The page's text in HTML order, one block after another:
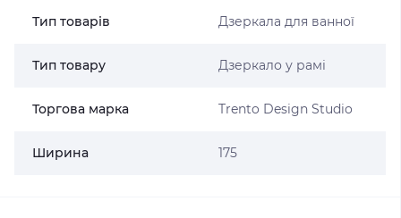
Тип товарів Дзеркала для ванної
Тип товару Дзеркало у рамі
Торгова марка Trento Design Studio
Ширина 175